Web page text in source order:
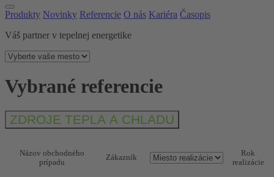
Produkty Novinky Referencie O nás Kariéra Časopis
Váš partner v tepelnej energetike
Vybrané referencie
ZDROJE TEPLA A CHLADU
Názov obchodného
prípadu
Zákazník
Rok
realizácie